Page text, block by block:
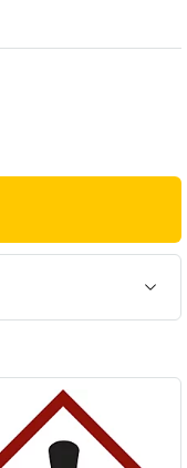
Une signalétique claire